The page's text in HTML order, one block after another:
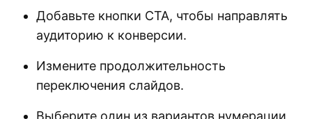
Добавьте кнопки CTA, чтобы направлять
аудиторию к конверсии.
Измените продолжительность
переключения слайдов.